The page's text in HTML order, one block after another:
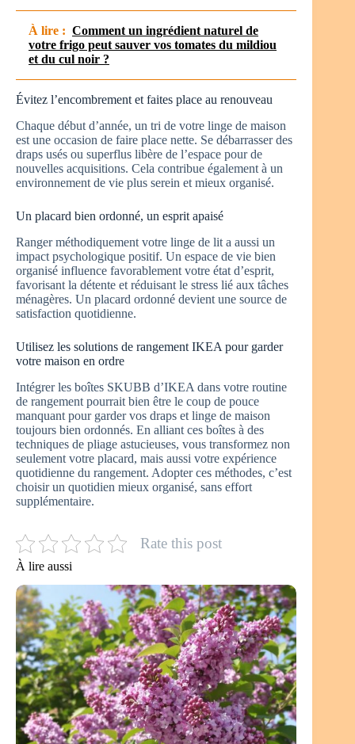
À lire : Comment un ingrédient naturel de
votre frigo peut sauver vos tomates du mildiou
et du cul noir ?
Évitez l’encombrement et faites place au renouveau
Chaque début d’année, un tri de votre linge de maison
est une occasion de faire place nette. Se débarrasser des
draps usés ou superflus libère de l’espace pour de
nouvelles acquisitions. Cela contribue également à un
environnement de vie plus serein et mieux organisé.
Un placard bien ordonné, un esprit apaisé
Ranger méthodiquement votre linge de lit a aussi un
impact psychologique positif. Un espace de vie bien
organisé influence favorablement votre état d’esprit,
favorisant la détente et réduisant le stress lié aux tâches
ménagères. Un placard ordonné devient une source de
satisfaction quotidienne.
Utilisez les solutions de rangement IKEA pour garder
votre maison en ordre
Intégrer les boîtes SKUBB d’IKEA dans votre routine
de rangement pourrait bien être le coup de pouce
manquant pour garder vos draps et linge de maison
toujours bien ordonnés. En alliant ces boîtes à des
techniques de pliage astucieuses, vous transformez non
seulement votre placard, mais aussi votre expérience
quotidienne du rangement. Adopter ces méthodes, c’est
choisir un quotidien mieux organisé, sans effort
supplémentaire.
Rate this post
À lire aussi